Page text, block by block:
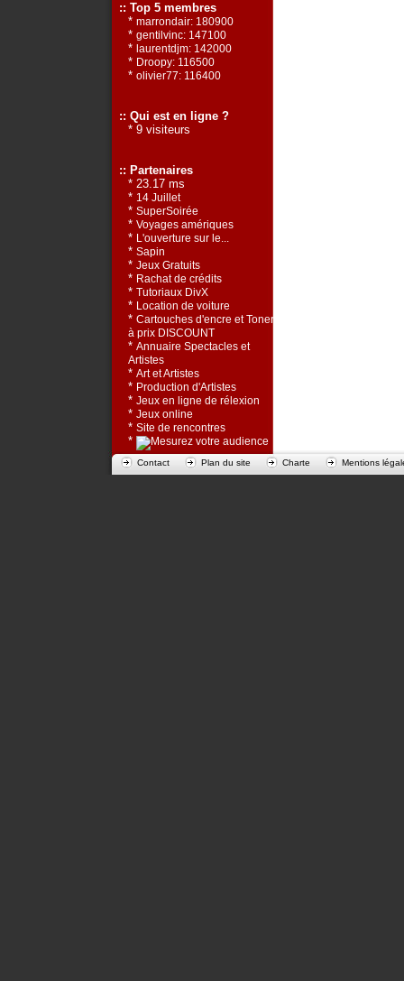
:: Top 5 membres
* marrondair: 180900
* gentilvinc: 147100
* laurentdjm: 142000
* Droopy: 116500
* olivier77: 116400
:: Qui est en ligne ?
* 9 visiteurs
:: Partenaires
* 23.17 ms
* 14 Juillet
* SuperSoirée
* Voyages amériques
* L'ouverture sur le...
* Sapin
* Jeux Gratuits
* Rachat de crédits
* Tutoriaux DivX
* Location de voiture
* Cartouches d'encre et Toners
à prix DISCOUNT
* Annuaire Spectacles et
Artistes
* Art et Artistes
* Production d'Artistes
* Jeux en ligne de rélexion
* Jeux online
* Site de rencontres
*
Contact Plan du site Charte Mentions